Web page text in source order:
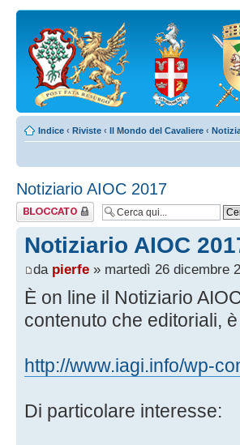
Indice ‹ Riviste ‹ Il Mondo del Cavaliere ‹
Notiziario AIOC 2017
Argomento
bloccato
Notiziario AIOC
da pierfe » martedì 26 dicembre
È on line il Notiziario
contenuto che editoriali,
http://www.iagi.info/wp-
Di particolare interesse: